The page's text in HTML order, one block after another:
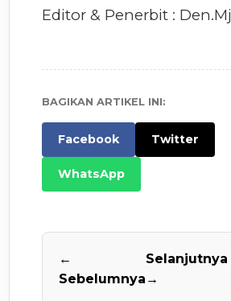
Editor & Penerbit : Den.Mj
BAGIKAN ARTIKEL INI:
Facebook Twitter
WhatsApp
←
Sebelumnya
Selanjutnya
→